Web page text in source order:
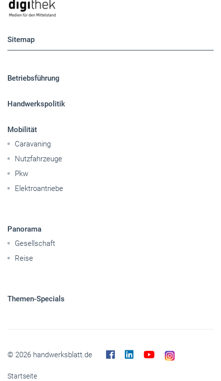
Sitemap
Betriebsführung
Handwerkspolitik
Mobilität
Caravaning
Nutzfahrzeuge
Pkw
Elektroantriebe
Panorama
Gesellschaft
Reise
Themen-Specials
© 2026 handwerksblatt.de
Startseite